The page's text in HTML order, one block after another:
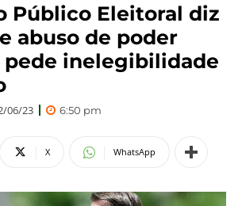
Público Eleitoral diz
abuso de poder
inelegibilidade
06/23 6:50 pm
X WhatsApp